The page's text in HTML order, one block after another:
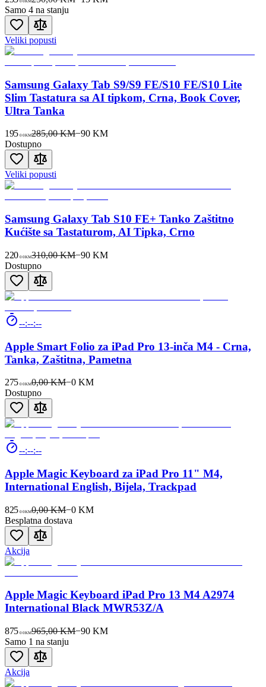
00KM
Samo 4 na stanju
Veliki popusti
Samsung Galaxy Tab S9/S9 FE/S10 FE/S10 Lite
Slim Tastatura sa AI tipkom, Crna, Book Cover,
Ultra Tanka
195 00KM285,00 KM−90 KM
Dostupno
Veliki popusti
Samsung Galaxy Tab S10 FE+ Tanko Zaštitno
Kućište sa Tastaturom, AI Tipka, Crno
220 00KM310,00 KM−90 KM
Dostupno
--:--:--
Apple Smart Folio za iPad Pro 13-inča M4 - Crna,
Tanka, Zaštitna, Pametna
275 00KM0,00 KM−0 KM
Dostupno
--:--:--
Apple Magic Keyboard za iPad Pro 11" M4,
International English, Bijela, Trackpad
825 00KM0,00 KM−0 KM
Besplatna dostava
Akcija
Apple Magic Keyboard iPad Pro 13 M4 A2974
International Black MWR53Z/A
875 00KM965,00 KM−90 KM
Samo 1 na stanju
Akcija